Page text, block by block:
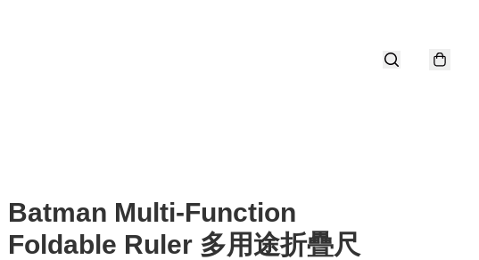
Batman Multi-Function
Foldable Ruler 多用途折疊尺